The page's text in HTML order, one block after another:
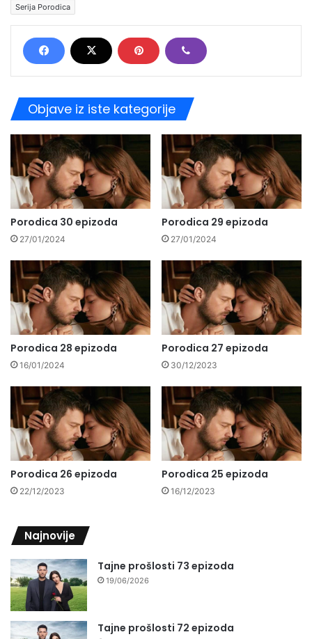
Serija Porodica
Objave iz iste kategorije
Porodica 30 epizoda
27/01/2024
Porodica 29 epizoda
27/01/2024
Porodica 28 epizoda
16/01/2024
Porodica 27 epizoda
30/12/2023
Porodica 26 epizoda
22/12/2023
Porodica 25 epizoda
16/12/2023
Najnovije
Tajne prošlosti 73 epizoda
19/06/2026
Tajne prošlosti 72 epizoda